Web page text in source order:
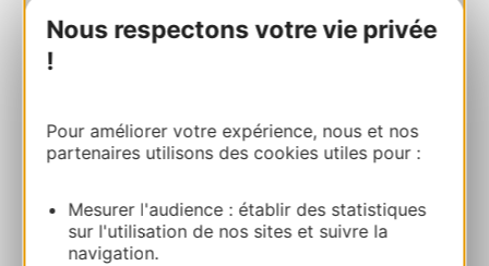
Nous respectons votre vie privée
!
Pour améliorer votre expérience, nous et nos
partenaires utilisons des cookies utiles pour :
Mesurer l'audience : établir des statistiques
sur l'utilisation de nos sites et suivre la
navigation.
BOOK
Bonnefon Campsite
225 ROUTE DE LA GAMASSE 12800
Route & access